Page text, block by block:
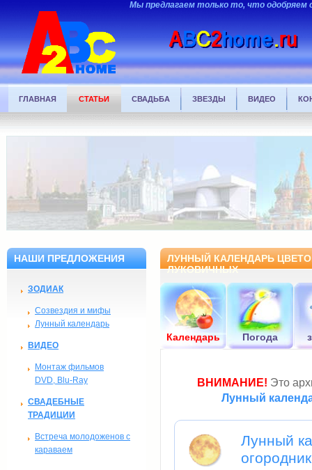
Мы предлагаем только то, что одобряем
ГЛАВНАЯ СТАТЬИ СВАДЬБА ЗВЕЗДЫ ВИДЕО
НАШИ ПРЕДЛОЖЕНИЯ
ЗОДИАК
Созвездия и мифы
Лунный календарь
ВИДЕО
Монтаж фильмов
DVD, Blu-Ray
СВАДЕБНЫЕ
ТРАДИЦИИ
Встреча молодоженов с
караваем
ЛУННЫЙ КАЛЕНДАРЬ
ЛУКОВИЧНЫХ
Календарь Погода
ВНИМАНИЕ! Это
Лунный
Лунный